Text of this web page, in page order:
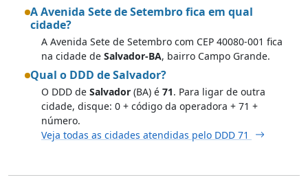
A Avenida Sete de Setembro fica em qual
cidade?
A Avenida Sete de Setembro com CEP 40080-001 fica
na cidade de Salvador-BA, bairro Campo Grande.
Qual o DDD de Salvador?
O DDD de Salvador (BA) é 71. Para ligar de outra
cidade, disque: 0 + código da operadora + 71 +
número.
Veja todas as cidades atendidas pelo DDD 71